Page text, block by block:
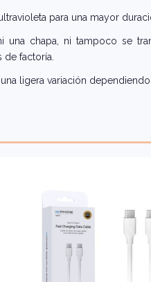
para una mayor
chapa, ni tampoco se
de factoría.
ligera variación